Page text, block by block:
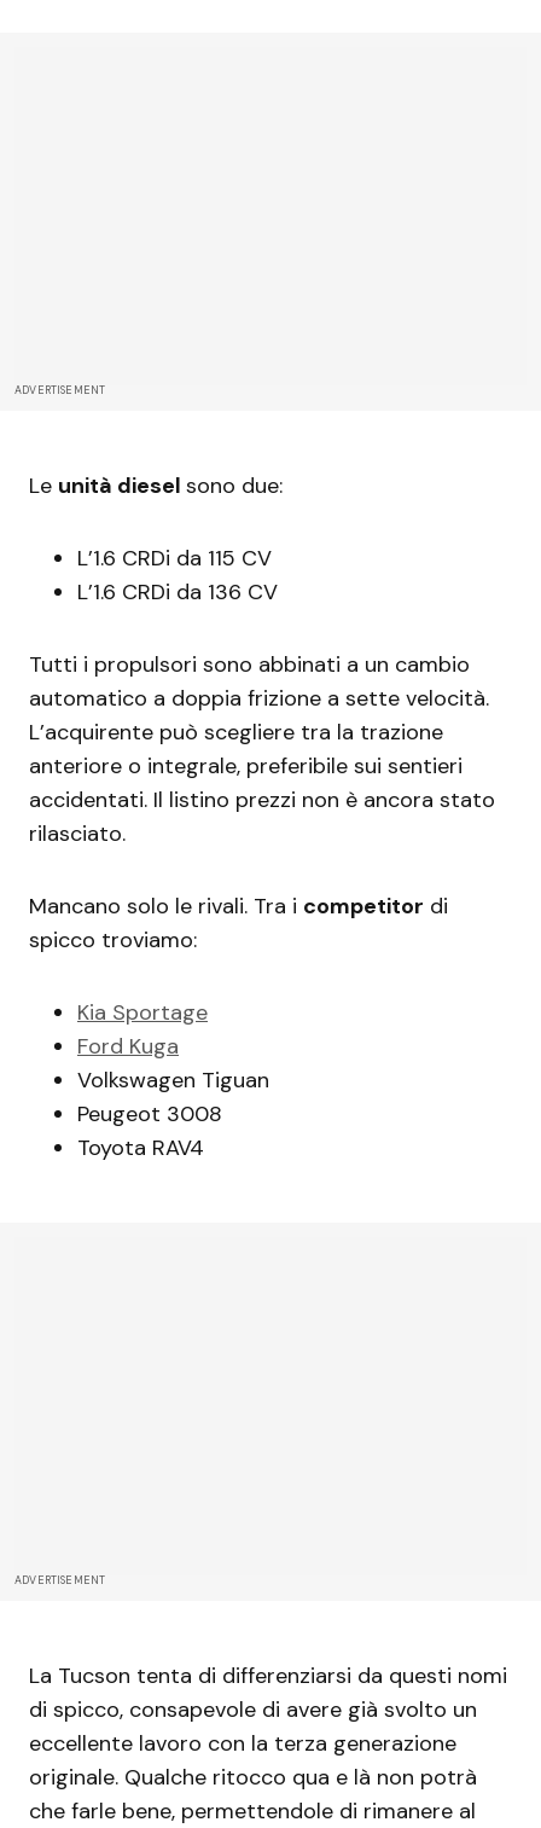
ADVERTISEMENT
Le unità diesel sono due:
L’1.6 CRDi da 115 CV
L’1.6 CRDi da 136 CV
Tutti i propulsori sono abbinati a un cambio
automatico a doppia frizione a sette velocità.
L’acquirente può scegliere tra la trazione
anteriore o integrale, preferibile sui sentieri
accidentati. Il listino prezzi non è ancora stato
rilasciato.
Mancano solo le rivali. Tra i competitor di
spicco troviamo:
Kia Sportage
Ford Kuga
Volkswagen Tiguan
Peugeot 3008
Toyota RAV4
ADVERTISEMENT
La Tucson tenta di differenziarsi da questi nomi
di spicco, consapevole di avere già svolto un
eccellente lavoro con la terza generazione
originale. Qualche ritocco qua e là non potrà
che farle bene, permettendole di rimanere al